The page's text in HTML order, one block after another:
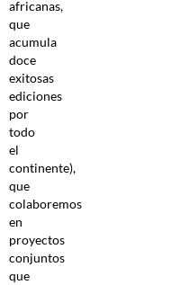
africanas,
que
acumula
doce
exitosas
ediciones
por
todo
el
continente),
que
colaboremos
en
proyectos
conjuntos
que